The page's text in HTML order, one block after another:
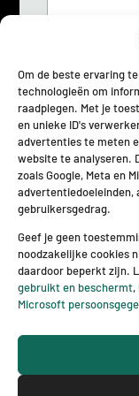
Om de beste ervaring
technologieën om
raadplegen. Met je
en unieke ID's
advertenties te meten
website te analyseren.
zoals Google, Meta en
advertentiedoeleinden,
gebruikersgedrag.
Geef je geen
noodzakelijke cookies
daardoor beperkt zijn.
gebruikt en beschermt,
Microsoft
t
G
D
P
R
o
v
e
r
e
e
n
k
o
s
Ik stem
mijn
® 2026 BBL